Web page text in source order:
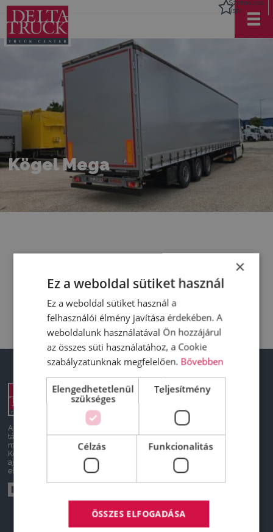
Személyes
lista
Kögel Mega
A honlapon feltüntetett árak
tájékoztató jellegűek, nem
minősülnek ajánlattételnek.
Konkrét, személyreszabott
ajánlatokért keressen minket
elérhetőségeinken.
DeltaTruck
Használt
Szerviz
Kapcsolat
Felvásárlás
Rólunk
Truck News
×
Ez a weboldal sütiket használ
Ez a weboldal sütiket használ a
felhasználói élmény javítása érdekében. A
weboldalunk használatával Ön hozzájárul
az összes süti használatához, a Cookie
szabályzatunknak megfelelően. Bővebben
Elengedhetetlenül
szükséges
Teljesítmény
Célzás Funkcionalitás
ÖSSZES ELFOGADÁSA